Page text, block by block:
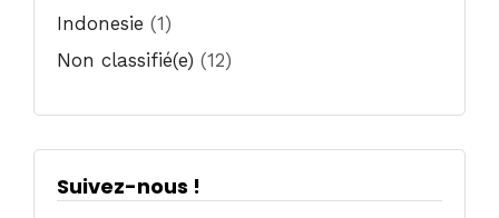
Indonesie (1)
Non classifié(e) (12)
Suivez-nous !